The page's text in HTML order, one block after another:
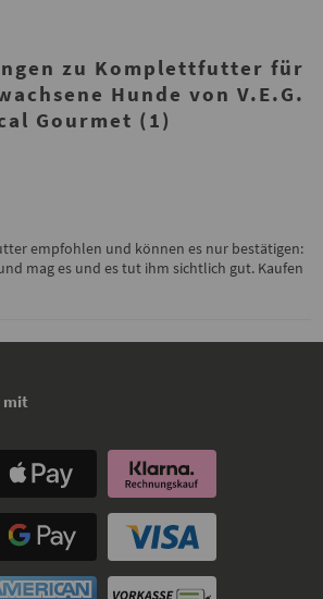
zu Komplettfutter für
Hunde von V.E.G.
Gourmet (1)
empfohlen und können es nur bestätigen:
mag es und es tut ihm sichtlich gut. Kaufen
mit